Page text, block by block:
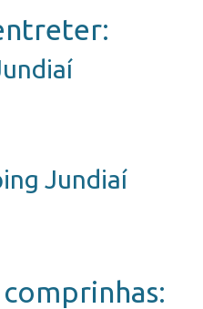
Jundiaí
comprinhas: